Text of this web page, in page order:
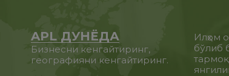
APL ДУНЁДА
Бизнесни кенгайтиринг,
географияни кенгайтиринг.
Илҳом
бўлиб